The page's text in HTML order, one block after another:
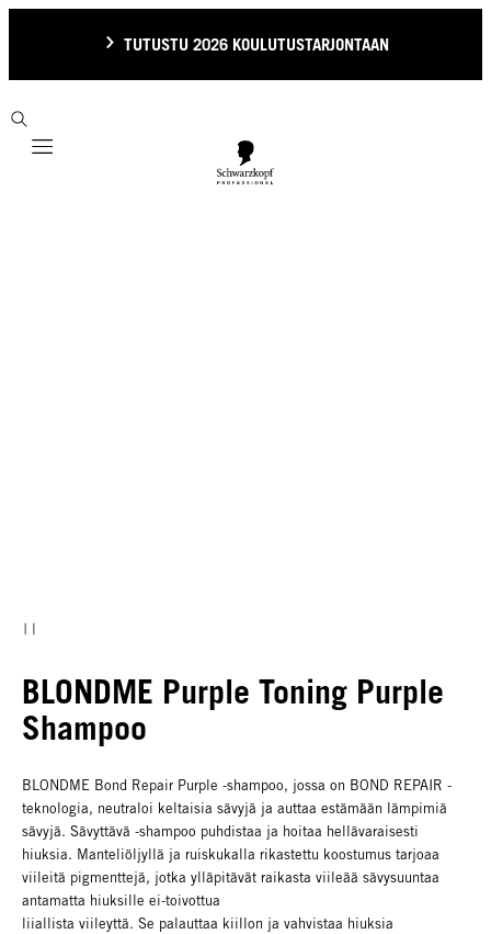
TUTUSTU 2026 KOULUTUSTARJONTAAN
Mobile navigation
BLONDME Purple Toning Purple
Shampoo
BLONDME Bond Repair Purple -shampoo, jossa on BOND REPAIR -
teknologia, neutraloi keltaisia sävyjä ja auttaa estämään lämpimiä
sävyjä. Sävyttävä -shampoo puhdistaa ja hoitaa hellävaraisesti
hiuksia. Manteliöljyllä ja ruiskukalla rikastettu koostumus tarjoaa
viileitä pigmenttejä, jotka ylläpitävät raikasta viileää sävysuuntaa
antamatta hiuksille ei-toivottua
liiallista viileyttä. Se palauttaa kiillon ja vahvistaa hiuksia